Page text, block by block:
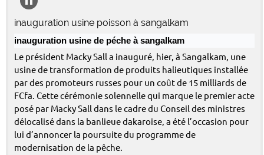
inauguration usine poisson à sangalkam
inauguration usine de péche à sangalkam
Le président Macky Sall a inauguré, hier, à Sangalkam, une
usine de transformation de produits halieutiques installée
par des promoteurs russes pour un coût de 15 milliards de
FCfa. Cette cérémonie solennelle qui marque le premier acte
posé par Macky Sall dans le cadre du Conseil des ministres
délocalisé dans la banlieue dakaroise, a été l’occasion pour
lui d’annoncer la poursuite du programme de
modernisation de la pêche.